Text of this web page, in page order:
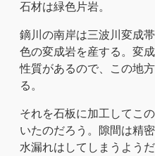
石材は緑色片岩。
鏑川の南岸は三波川変成
色の変成岩を産する。変
性質があるので、この地
る。
それを石板に加工してこ
いたのだろう。隙間は精
水漏れはしてしまうようだ